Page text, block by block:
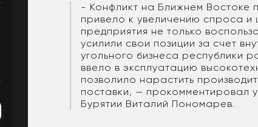
- Конфликт на Ближнем Востоке
привело к увеличению спроса и
предприятия не только
усилили свои позиции за счет
угольного бизнеса республики
ввело в эксплуатацию
позволило нарастить
поставки, — прокомментировал
Бурятии Виталий Пономарев.